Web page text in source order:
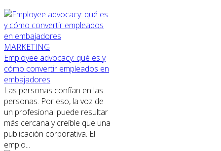
MARKETING
Employee advocacy: qué es y
cómo convertir empleados en
embajadores
Las personas confían en las
personas. Por eso, la voz de
un profesional puede resultar
más cercana y creíble que una
publicación corporativa. El
emplo...